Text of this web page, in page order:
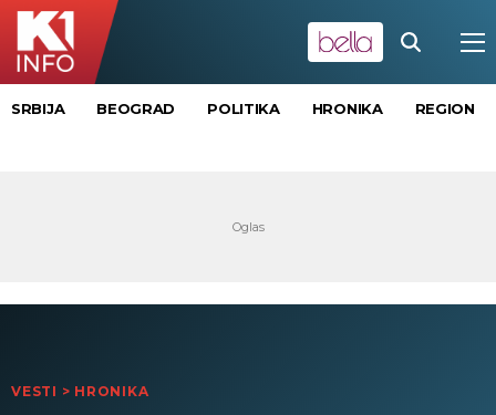
SRBIJA BEOGRAD POLITIKA HRONIKA REGION
VESTI > HRONIKA